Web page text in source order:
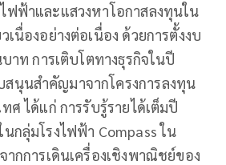
ฟฟ้าและแสวงหาโอกาสลงทุนใน
เนื่องอย่างต่อเนื่อง ด้วยการตั้งงบ
าท การเติบโตทางธุรกิจในปี
นุนสำคัญมาจากโครงการลงทุน
ศ ได้แก่ การรับรู้รายได้เต็มปี
กลุ่มโรงไฟฟ้า Compass ใน
ากการเดินเครื่องเชิงพาณิชย์ของ